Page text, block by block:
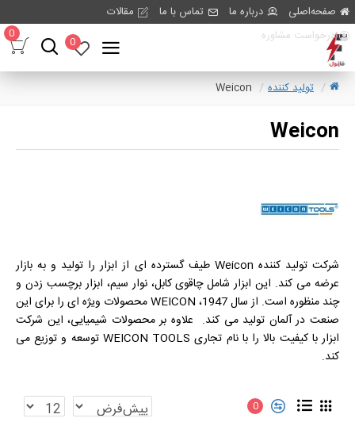
صفحه‌اصلی درباره ما تماس با ما
مقالات
درخواست مشاوره
0
0
تولید کننده Weicon
Weicon
شرکت تولید کننده Weicon طیف گسترده ای از ابزار را تولید و به بازار
عرضه می کند. این ابزار شامل چاقوی کابل، نوار سیم، ابزار برچسب زدن و
چند منظوره است. از سال 1947، WEICON محصولات ویژه ای را برای این
صنعت در آلمان تولید می کند. علاوه بر محصولات شیمیایی، این شرکت
ابزار با کیفیت بالا را با نام تجاری WEICON TOOLS توسعه و توزیع می
کند.
0